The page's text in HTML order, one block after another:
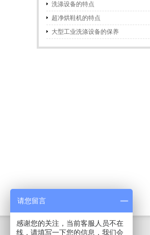
洗涤设备的特点
超净烘鞋机的特点
大型工业洗涤设备的保养
请您留言
感谢您的关注，当前客服人员不在
线，请填写一下您的信息，我们会